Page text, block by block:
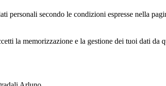
personali secondo le condizioni espresse nella
la memorizzazione e la gestione dei tuoi dati da